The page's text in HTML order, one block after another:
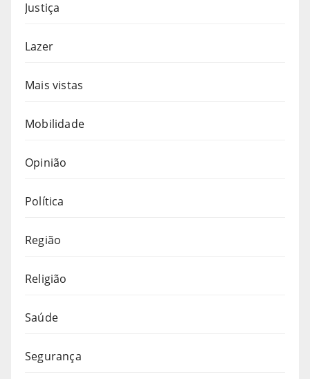
Justiça
Lazer
Mais vistas
Mobilidade
Opinião
Política
Região
Religião
Saúde
Segurança